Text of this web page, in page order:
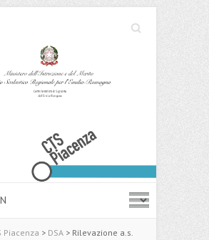
Search
Cerca
Piacenza > DSA > Rilevazione a.s.